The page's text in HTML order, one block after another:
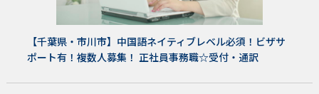
【千葉県・市川市】中国語ネイティブレベル必須！ビザサ
ポート有！複数人募集！ 正社員事務職☆受付・通訳